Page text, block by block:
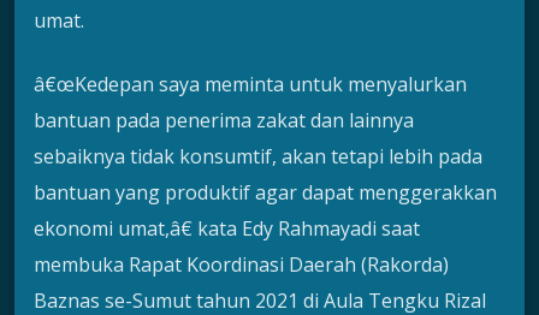
umat.
â€œKedepan saya meminta untuk menyalurkan
bantuan pada penerima zakat dan lainnya
sebaiknya tidak konsumtif, akan tetapi lebih pada
bantuan yang produktif agar dapat menggerakkan
ekonomi umat,â€ kata Edy Rahmayadi saat
membuka Rapat Koordinasi Daerah (Rakorda)
Baznas se-Sumut tahun 2021 di Aula Tengku Rizal